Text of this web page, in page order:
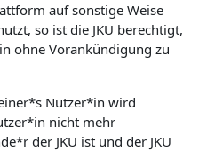
auf sonstige Weise
so ist die JKU berechtigt,
ohne Vorankündigung zu
Nutzer*in wird
nicht mehr
der JKU ist und der JKU